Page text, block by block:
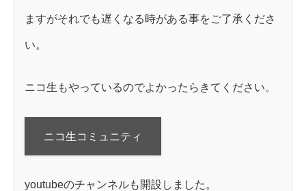
ますがそれでも遅くなる時がある事をご了承くださ
い。
ニコ生もやっているのでよかったらきてください。
ニコ生コミュニティ
youtubeのチャンネルも開設しました。